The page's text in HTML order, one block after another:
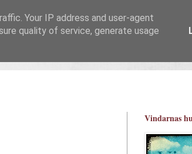
Vindarnas
Your IP address and user-agent
quality of service, generate usage